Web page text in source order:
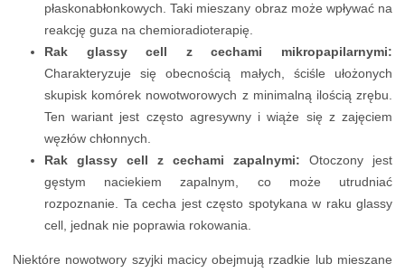
płaskonabłonkowych. Taki mieszany obraz może wpływać na
reakcję guza na chemioradioterapię.
Rak glassy cell z cechami mikropapilarnymi:
Charakteryzuje się obecnością małych, ściśle ułożonych
skupisk komórek nowotworowych z minimalną ilością zrębu.
Ten wariant jest często agresywny i wiąże się z zajęciem
węzłów chłonnych.
Rak glassy cell z cechami zapalnymi: Otoczony jest
gęstym naciekiem zapalnym, co może utrudniać
rozpoznanie. Ta cecha jest często spotykana w raku glassy
cell, jednak nie poprawia rokowania.
Niektóre nowotwory szyjki macicy obejmują rzadkie lub mieszane